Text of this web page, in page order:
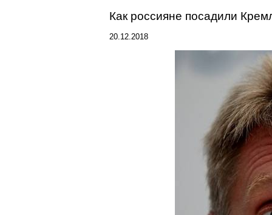
Как россияне посадили
20.12.2018